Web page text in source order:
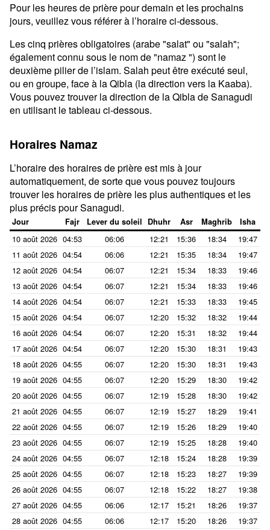
Pour les heures de prière pour demain et les prochains
jours, veuillez vous référer à l’horaire ci-dessous.
Les cinq prières obligatoires (arabe "salat" ou "salah";
également connu sous le nom de "namaz ") sont le
deuxième pilier de l’islam. Salah peut être exécuté seul,
ou en groupe, face à la Qibla (la direction vers la Kaaba).
Vous pouvez trouver la direction de la Qibla de Sanagudi
en utilisant le tableau ci-dessous.
Horaires Namaz
L’horaire des horaires de prière est mis à jour
automatiquement, de sorte que vous pouvez toujours
trouver les horaires de prière les plus authentiques et les
plus précis pour Sanagudi.
Jour Fajr Lever du soleil Dhuhr Asr Maghrib Isha
10 août 2026 04:53 06:06 12:21 15:36 18:34
19:47
11 août 2026 04:54 06:06 12:21 15:35 18:34
19:47
12 août 2026 04:54 06:07 12:21 15:34 18:33
19:46
13 août 2026 04:54 06:07 12:21 15:34 18:33
19:46
14 août 2026 04:54 06:07 12:21 15:33 18:33
19:45
15 août 2026 04:54 06:07 12:20 15:32 18:32
19:44
16 août 2026 04:54 06:07 12:20 15:31 18:32
19:44
17 août 2026 04:54 06:07 12:20 15:30 18:31
19:43
18 août 2026 04:55 06:07 12:20 15:30 18:31
19:43
19 août 2026 04:55 06:07 12:20 15:29 18:30
19:42
20 août 2026 04:55 06:07 12:19 15:28 18:30
19:42
21 août 2026 04:55 06:07 12:19 15:27 18:29
19:41
22 août 2026 04:55 06:07 12:19 15:26 18:29
19:40
23 août 2026 04:55 06:07 12:19 15:25 18:28
19:40
24 août 2026 04:55 06:07 12:18 15:24 18:28
19:39
25 août 2026 04:55 06:07 12:18 15:23 18:27
19:39
26 août 2026 04:55 06:07 12:18 15:22 18:27
19:38
27 août 2026 04:55 06:06 12:17 15:21 18:26
19:37
28 août 2026 04:55 06:06 12:17 15:20 18:26
19:37